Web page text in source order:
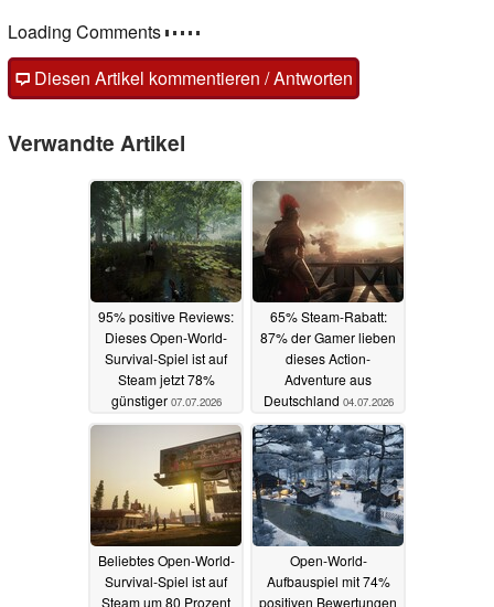
Loading Comments
Diesen Artikel kommentieren / Antworten
Verwandte Artikel
95% positive Reviews:
Dieses Open-World-
Survival-Spiel ist auf
Steam jetzt 78%
günstiger 07.07.2026
65% Steam-Rabatt:
87% der Gamer lieben
dieses Action-
Adventure aus
Deutschland 04.07.2026
Beliebtes Open-World-
Survival-Spiel ist auf
Steam um 80 Prozent
Open-World-
Aufbauspiel mit 74%
positiven Bewertungen